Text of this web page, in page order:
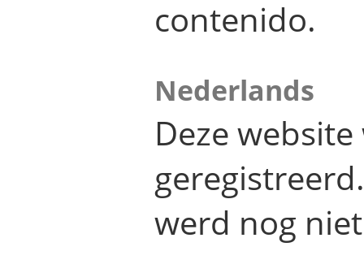
contenido.
Nederlands
Deze
werd nog